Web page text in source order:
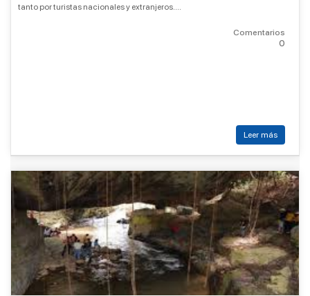
tanto por turistas nacionales y extranjeros....
Comentarios
0
Leer más